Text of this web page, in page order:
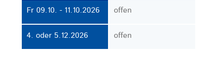
Fr 09.10. - 11.10.2026
4. oder 5.12.2026
offen
offen